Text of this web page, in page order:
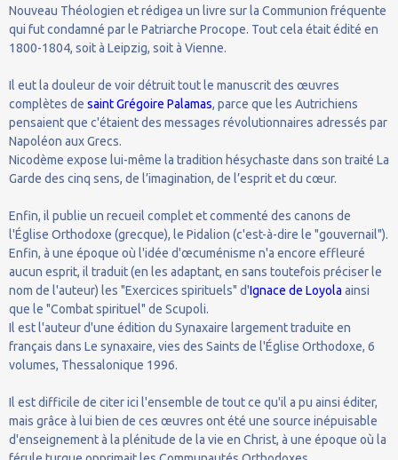
Nouveau Théologien et rédigea un livre sur la Communion fréquente
qui fut condamné par le Patriarche Procope. Tout cela était édité en
1800-1804, soit à Leipzig, soit à Vienne.
Il eut la douleur de voir détruit tout le manuscrit des œuvres
complètes de saint Grégoire Palamas, parce que les Autrichiens
pensaient que c'étaient des messages révolutionnaires adressés par
Napoléon aux Grecs.
Nicodème expose lui-même la tradition hésychaste dans son traité La
Garde des cinq sens, de l’imagination, de l’esprit et du cœur.
Enfin, il publie un recueil complet et commenté des canons de
l'Église Orthodoxe (grecque), le Pidalion (c'est-à-dire le "gouvernail").
Enfin, à une époque où l'idée d'œcuménisme n'a encore effleuré
aucun esprit, il traduit (en les adaptant, en sans toutefois préciser le
nom de l'auteur) les "Exercices spirituels" d'Ignace de Loyola ainsi
que le "Combat spirituel" de Scupoli.
Il est l'auteur d'une édition du Synaxaire largement traduite en
français dans Le synaxaire, vies des Saints de l'Église Orthodoxe, 6
volumes, Thessalonique 1996.
Il est difficile de citer ici l'ensemble de tout ce qu'il a pu ainsi éditer,
mais grâce à lui bien de ces œuvres ont été une source inépuisable
d'enseignement à la plénitude de la vie en Christ, à une époque où la